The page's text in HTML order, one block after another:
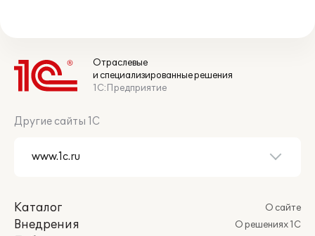
Отраслевые
и специализированные решения
1С:Предприятие
Другие сайты 1С
Каталог
Внедрения
О сайте
О решениях 1С